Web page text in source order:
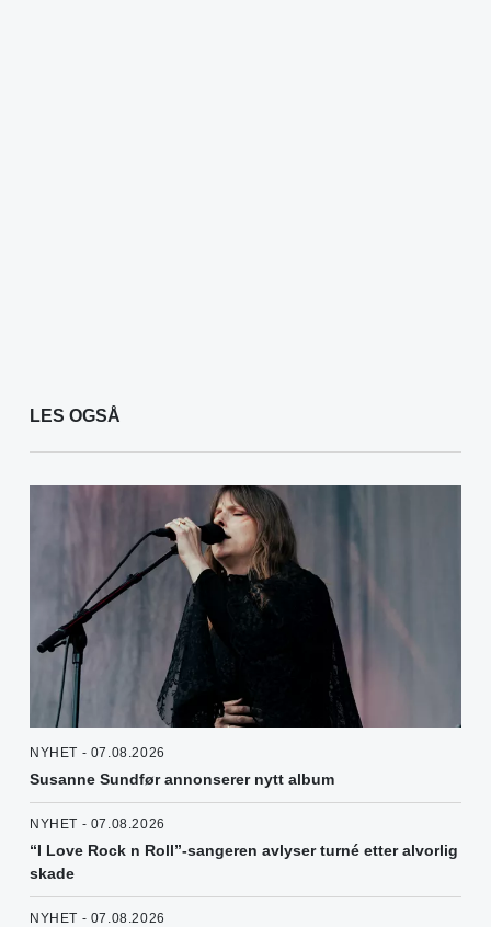
LES OGSÅ
NYHET - 07.08.2026
Susanne Sundfør annonserer nytt album
NYHET - 07.08.2026
“I Love Rock n Roll”-sangeren avlyser turné etter alvorlig
skade
NYHET - 07.08.2026